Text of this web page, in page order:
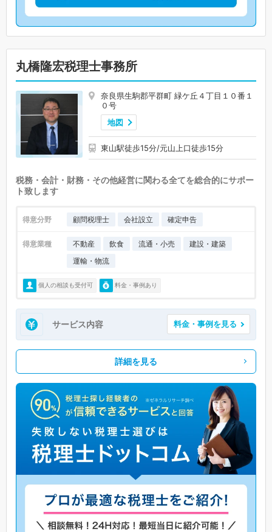
丸橋隆宏税理士事務所
奈良県生駒郡平群町 緑ケ丘４丁目１０番１
０号
地図
東山駅徒歩15分/元山上口徒歩15分
税務・会計・財務・その他経営に関わる全てを総合的にサポー
ト致します
得意分野 顧問税理士 会社設立 確定申告
得意業種 不動産 飲食 流通・小売
建設・建築
運輸・物流
個人の相談も受付可 料金・事例あり
サービス内容 料金・事例を見る
詳細を見る